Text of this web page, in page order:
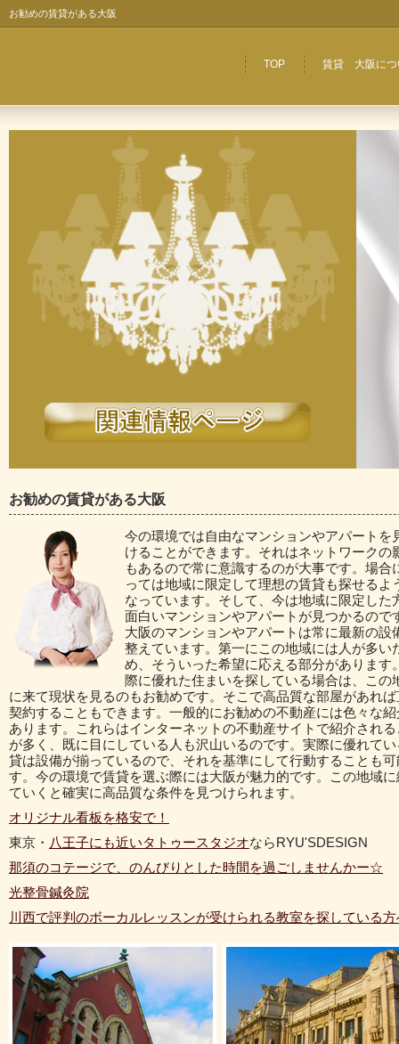
お勧めの賃貸がある大阪
TOP 賃貸 大阪につ
お勧めの賃貸がある大阪
今の環境では自由なマンションやアパートを
けることができます。それはネットワークの
もあるので常に意識するのが大事です。場合
っては地域に限定して理想の賃貸も探せるよ
なっています。そして、今は地域に限定した
面白いマンションやアパートが見つかるので
大阪のマンションやアパートは常に最新の設
整えています。第一にこの地域には人が多い
め、そういった希望に応える部分があります
際に優れた住まいを探している場合は、この
に来て現状を見るのもお勧めです。そこで高品質な部屋があれ
契約することもできます。一般的にお勧めの不動産には色々な
あります。これらはインターネットの不動産サイトで紹介され
が多く、既に目にしている人も沢山いるのです。実際に優れて
貸は設備が揃っているので、それを基準にして行動することも
す。今の環境で賃貸を選ぶ際には大阪が魅力的です。この地域
ていくと確実に高品質な条件を見つけられます。
オリジナル看板を格安で！
東京・ 八王子にも近いタトゥースタジオならRYU'SDESIGN
那須のコテージで、のんびりとした時間を過ごしませんかー☆
光整骨鍼灸院
川西で評判のボーカルレッスンが受けられる教室を探している方